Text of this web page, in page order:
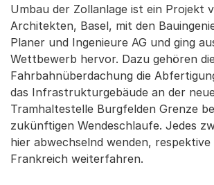
Umbau der Zollanlage ist ein Projekt
Architekten, Basel, mit den
Planer und Ingenieure AG und ging
Wettbewerb hervor. Dazu gehören
Fahrbahnüberdachung die
das Infrastrukturgebäude an der
Tramhaltestelle Burgfelden Grenze
zukünftigen Wendeschlaufe. Jedes
hier abwechselnd wenden, respektive
Frankreich weiterfahren.